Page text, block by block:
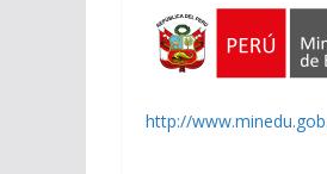
http://